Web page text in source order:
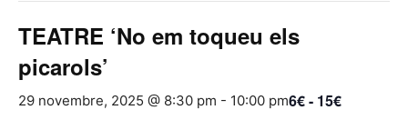
TEATRE ‘No em toqueu els
picarols’
29 novembre, 2025 @ 8:30 pm - 10:00 pm6€ - 15€